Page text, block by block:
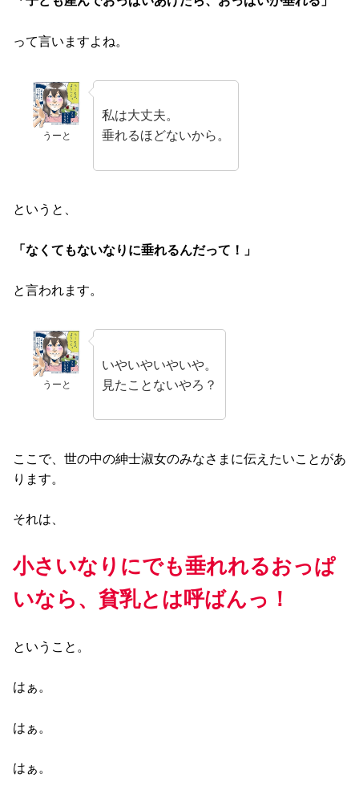
って言いますよね。
うーと
私は大丈夫。
垂れるほどないから。
というと、
「なくてもないなりに垂れるんだって！」
と言われます。
うーと
いやいやいやいや。
見たことないやろ？
ここで、世の中の紳士淑女のみなさまに伝えたいことがあ
ります。
それは、
小さいなりにでも垂れれるおっぱ
いなら、貧乳とは呼ばんっ！
ということ。
はぁ。
はぁ。
はぁ。